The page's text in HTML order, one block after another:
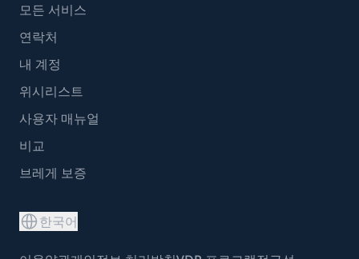
모든 서비스
연락처
내 계정
위시리스트
사용자 매뉴얼
비교
브레게 보증
한국어